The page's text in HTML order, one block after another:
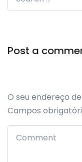
Post a
O seu endereço
Campos